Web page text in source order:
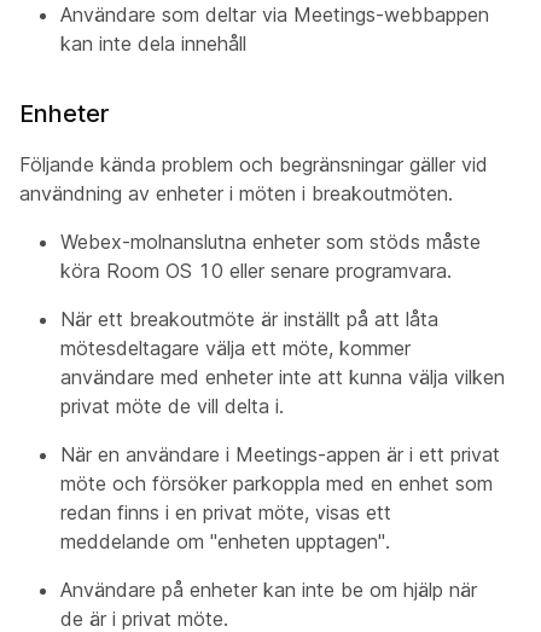
Användare som deltar via Meetings-webbappen
kan inte dela innehåll
Enheter
Följande kända problem och begränsningar gäller vid
användning av enheter i möten i breakoutmöten.
Webex-molnanslutna enheter som stöds måste
köra Room OS 10 eller senare programvara.
När ett breakoutmöte är inställt på att låta
mötesdeltagare välja ett möte, kommer
användare med enheter inte att kunna välja vilken
privat möte de vill delta i.
När en användare i Meetings-appen är i ett privat
möte och försöker parkoppla med en enhet som
redan finns i en privat möte, visas ett
meddelande om "enheten upptagen".
Användare på enheter kan inte be om hjälp när
de är i privat möte.